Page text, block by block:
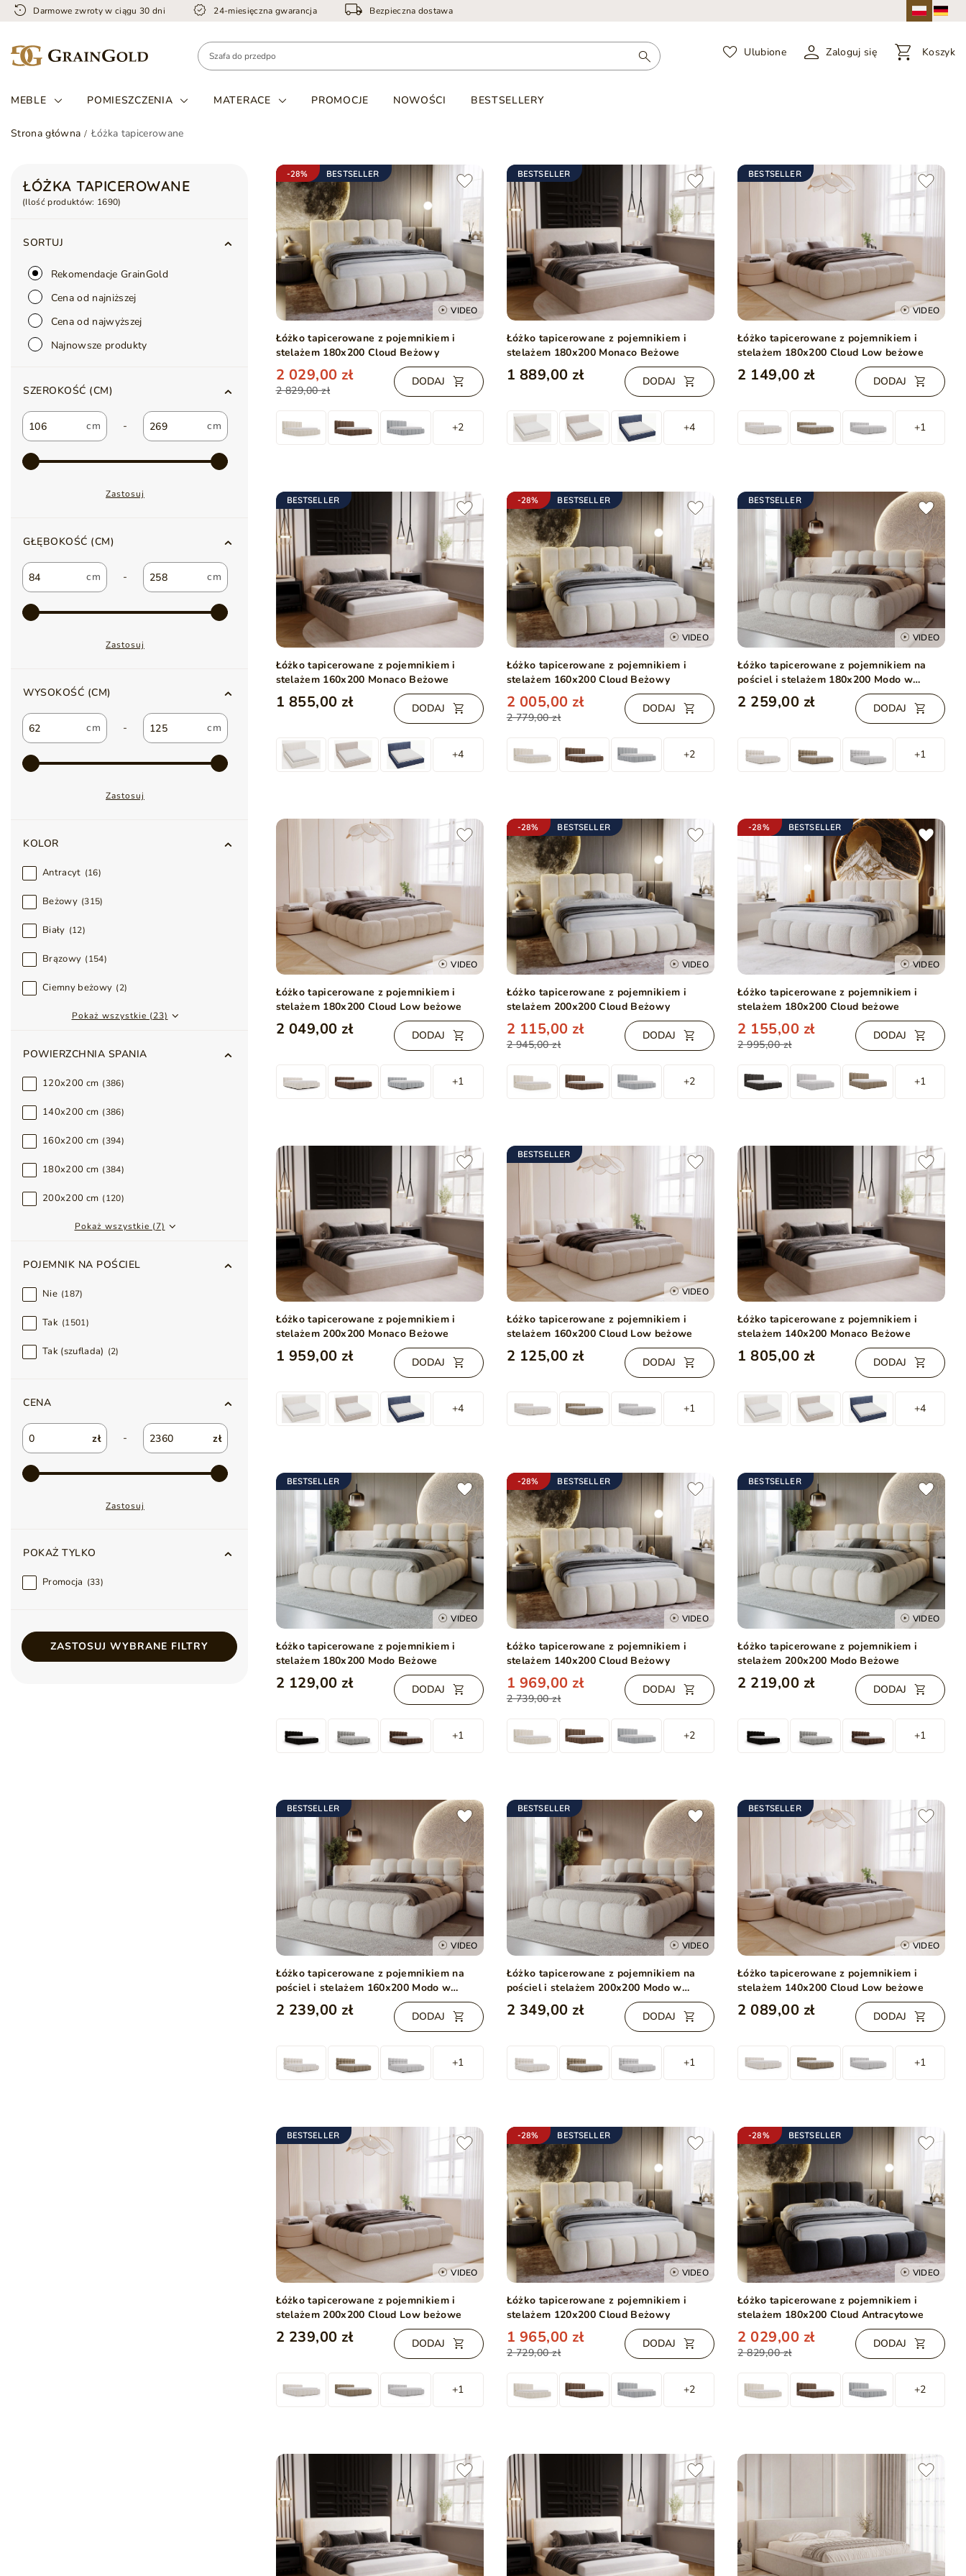
Darmowe zwroty w ciągu 30 dni 24-miesięczna gwarancja Bezpieczna dostawa
Ulubione Zaloguj się Koszyk
MEBLE POMIESZCZENIA MATERACE PROMOCJE NOWOŚCI BESTSELLERY
Strona główna Łóżka tapicerowane
ŁÓŻKA TAPICEROWANE
(Ilość produktów: 1690)
SORTUJ
Rekomendacje GrainGold
Cena od najniższej
Cena od najwyższej
Najnowsze produkty
SZEROKOŚĆ (CM)
-
Zastosuj
GŁĘBOKOŚĆ (CM)
-
Zastosuj
WYSOKOŚĆ (CM)
-
Zastosuj
KOLOR
Antracyt 16
Beżowy 315
Biały 12
Brązowy 154
Ciemny beżowy 2
Pokaż wszystkie (23)
POWIERZCHNIA SPANIA
120x200 cm 386
140x200 cm 386
160x200 cm 394
180x200 cm 384
200x200 cm 120
Pokaż wszystkie (7)
POJEMNIK NA POŚCIEL
Nie 187
Tak 1501
Tak (szuflada) 2
CENA
zł - zł
Zastosuj
POKAŻ TYLKO
Promocja 33
ZASTOSUJ WYBRANE FILTRY
-28% BESTSELLER
VIDEO
Łóżko tapicerowane z pojemnikiem i
stelażem 180x200 Cloud Beżowy
2 829,00 zł
2 029,00 zł DODAJ
+2
BESTSELLER
Łóżko tapicerowane z pojemnikiem i
stelażem 180x200 Monaco Beżowe
1 889,00 zł DODAJ
+4
BESTSELLER
VIDEO
Łóżko tapicerowane z pojemnikiem i
stelażem 180x200 Cloud Low beżowe
2 149,00 zł DODAJ
+1
BESTSELLER
Łóżko tapicerowane z pojemnikiem i
stelażem 160x200 Monaco Beżowe
1 855,00 zł DODAJ
+4
-28% BESTSELLER
VIDEO
Łóżko tapicerowane z pojemnikiem i
stelażem 160x200 Cloud Beżowy
2 779,00 zł
2 005,00 zł DODAJ
+2
BESTSELLER
VIDEO
Łóżko tapicerowane z pojemnikiem na
pościel i stelażem 180x200 Modo w
tkaninie bouclé Beżowe
2 259,00 zł DODAJ
+1
VIDEO
Łóżko tapicerowane z pojemnikiem i
stelażem 180x200 Cloud Low beżowe
2 049,00 zł DODAJ
+1
-28% BESTSELLER
VIDEO
Łóżko tapicerowane z pojemnikiem i
stelażem 200x200 Cloud Beżowy
2 945,00 zł
2 115,00 zł DODAJ
+2
-28% BESTSELLER
VIDEO
Łóżko tapicerowane z pojemnikiem i
stelażem 180x200 Cloud beżowe
2 995,00 zł
2 155,00 zł DODAJ
+1
Łóżko tapicerowane z pojemnikiem i
stelażem 200x200 Monaco Beżowe
1 959,00 zł DODAJ
+4
BESTSELLER
VIDEO
Łóżko tapicerowane z pojemnikiem i
stelażem 160x200 Cloud Low beżowe
2 125,00 zł DODAJ
+1
Łóżko tapicerowane z pojemnikiem i
stelażem 140x200 Monaco Beżowe
1 805,00 zł DODAJ
+4
BESTSELLER
VIDEO
Łóżko tapicerowane z pojemnikiem i
stelażem 180x200 Modo Beżowe
2 129,00 zł DODAJ
+1
-28% BESTSELLER
VIDEO
Łóżko tapicerowane z pojemnikiem i
stelażem 140x200 Cloud Beżowy
2 739,00 zł
1 969,00 zł DODAJ
+2
BESTSELLER
VIDEO
Łóżko tapicerowane z pojemnikiem i
stelażem 200x200 Modo Beżowe
2 219,00 zł DODAJ
+1
BESTSELLER
VIDEO
Łóżko tapicerowane z pojemnikiem na
pościel i stelażem 160x200 Modo w
tkaninie bouclé Beżowe
2 239,00 zł DODAJ
+1
BESTSELLER
VIDEO
Łóżko tapicerowane z pojemnikiem na
pościel i stelażem 200x200 Modo w
tkaninie bouclé Beżowe
2 349,00 zł DODAJ
+1
BESTSELLER
VIDEO
Łóżko tapicerowane z pojemnikiem i
stelażem 140x200 Cloud Low beżowe
2 089,00 zł DODAJ
+1
BESTSELLER
VIDEO
Łóżko tapicerowane z pojemnikiem i
stelażem 200x200 Cloud Low beżowe
2 239,00 zł DODAJ
+1
-28% BESTSELLER
VIDEO
Łóżko tapicerowane z pojemnikiem i
stelażem 120x200 Cloud Beżowy
2 729,00 zł
1 965,00 zł DODAJ
+2
-28% BESTSELLER
VIDEO
Łóżko tapicerowane z pojemnikiem i
stelażem 180x200 Cloud Antracytowe
2 829,00 zł
2 029,00 zł DODAJ
+2